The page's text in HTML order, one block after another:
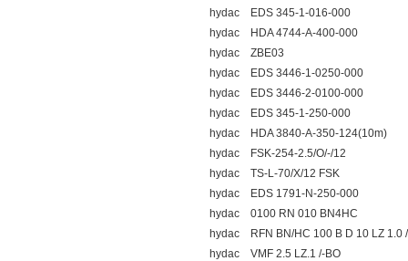
hydac EDS 345-1-016-000
hydac HDA 4744-A-400-000
hydac ZBE03
hydac EDS 3446-1-0250-000
hydac EDS 3446-2-0100-000
hydac EDS 345-1-250-000
hydac HDA 3840-A-350-124(10m)
hydac FSK-254-2.5/O/-/12
hydac TS-L-70/X/12 FSK
hydac EDS 1791-N-250-000
hydac 0100 RN 010 BN4HC
hydac RFN BN/HC 100 B D 10 LZ 1.0
hydac VMF 2.5 LZ.1 /-BO